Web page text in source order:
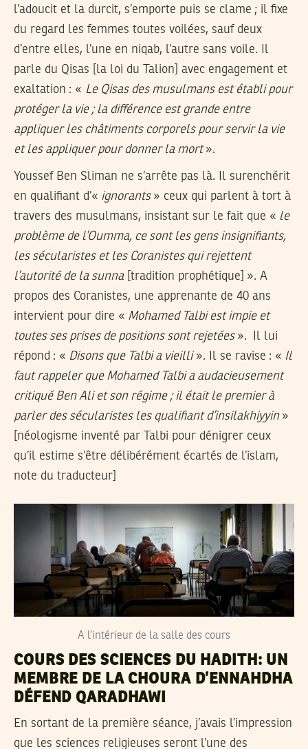
l’adoucit et la durcit, s’emporte puis se clame ; il fixe
du regard les femmes toutes voilées, sauf deux
d’entre elles, l’une en niqab, l’autre sans voile. Il
parle du Qisas [la loi du Talion] avec engagement et
exaltation : « Le Qisas des musulmans est établi pour
protéger la vie ; la différence est grande entre
appliquer les châtiments corporels pour servir la vie
et les appliquer pour donner la mort».
Youssef Ben Sliman ne s’arrête pas là. Il surenchérit
en qualifiant d’« ignorants» ceux qui parlent à tort à
travers des musulmans, insistant sur le fait que « le
problème de l’Oumma, ce sont les gens insignifiants,
les sécularistes et les Coranistes qui rejettent
l’autorité de la sunna [tradition prophétique] ». A
propos des Coranistes, une apprenante de 40 ans
intervient pour dire « Mohamed Talbi est impie et
toutes ses prises de positions sont rejetées». Il lui
répond : « Disons que Talbi a vieilli». Il se ravise : « Il
faut rappeler que Mohamed Talbi a audacieusement
critiqué Ben Ali et son régime ; il était le premier à
parler des sécularistes les qualifiant d’insilakhiyyin»
[néologisme inventé par Talbi pour dénigrer ceux
qu’il estime s’être délibérément écartés de l’islam,
note du traducteur]
A l’intérieur de la salle des cours
COURS DES SCIENCES DU HADITH: UN
MEMBRE DE LA CHOURA D’ENNAHDHA
DÉFEND QARADHAWI
En sortant de la première séance, j’avais l’impression
que les sciences religieuses seront l’une des